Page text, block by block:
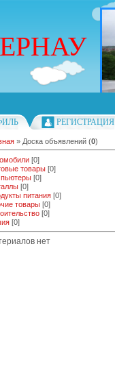
РЕГИСТРАЦИЯ
» Доска объявлений (0)
[0]
товары [0]
[0]
[0]
питания [0]
товары [0]
[0]
[0]
нет